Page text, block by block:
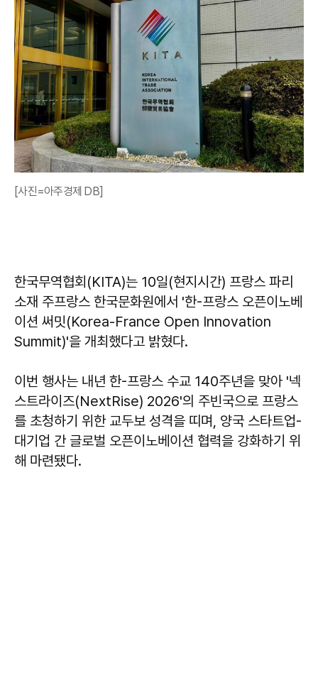
[사진=아주경제 DB]
한국무역협회(KITA)는 10일(현지시간) 프랑스 파리
소재 주프랑스 한국문화원에서 '한-프랑스 오픈이노베
이션 써밋(Korea-France Open Innovation
Summit)'을 개최했다고 밝혔다.
이번 행사는 내년 한-프랑스 수교 140주년을 맞아 '넥
스트라이즈(NextRise) 2026'의 주빈국으로 프랑스
를 초청하기 위한 교두보 성격을 띠며, 양국 스타트업-
대기업 간 글로벌 오픈이노베이션 협력을 강화하기 위
해 마련됐다.